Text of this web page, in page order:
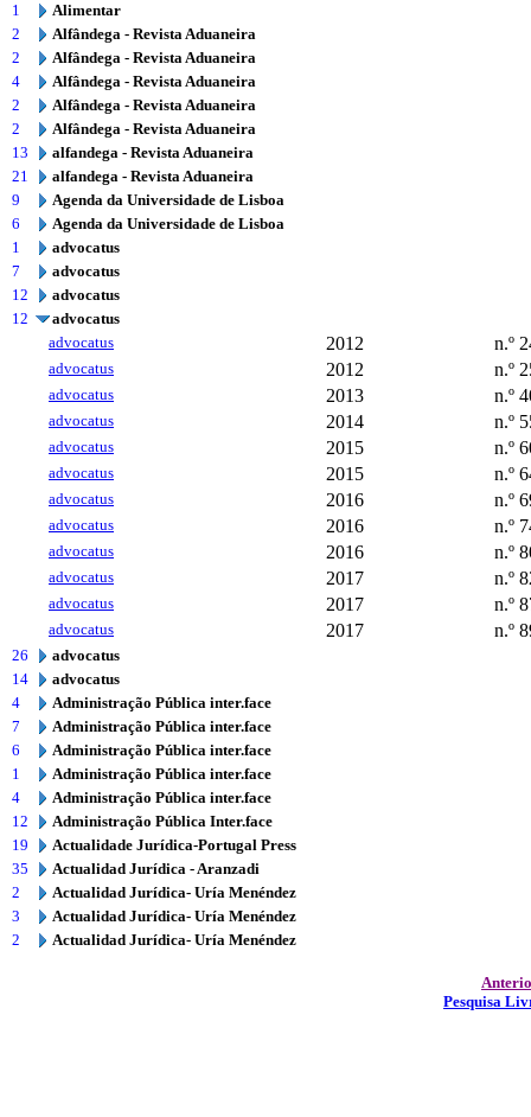
1
Alimentar
2
Alfândega - Revista Aduaneira
2
Alfândega - Revista Aduaneira
4
Alfândega - Revista Aduaneira
2
Alfândega - Revista Aduaneira
2
Alfândega - Revista Aduaneira
13
alfandega - Revista Aduaneira
21
alfandega - Revista Aduaneira
9
Agenda da Universidade de Lisboa
6
Agenda da Universidade de Lisboa
1
advocatus
7
advocatus
12
advocatus
12
advocatus
advocatus
2012 n.º
advocatus 2012 n.º
advocatus 2013 n.º
advocatus 2014 n.º
advocatus 2015 n.º
advocatus 2015 n.º
advocatus 2016 n.º
advocatus 2016 n.º
advocatus 2016 n.º
advocatus 2017 n.º
advocatus 2017 n.º
advocatus 2017 n.º
26
advocatus
14
advocatus
4
Administração Pública inter.face
7
Administração Pública inter.face
6
Administração Pública inter.face
1
Administração Pública inter.face
4
Administração Pública inter.face
12
Administração Pública Inter.face
19
Actualidade Jurídica-Portugal Press
35
Actualidad Jurídica - Aranzadi
2
Actualidad Jurídica- Uría Menéndez
3
Actualidad Jurídica- Uría Menéndez
2
Actualidad Jurídica- Uría Menéndez
Pesquisa